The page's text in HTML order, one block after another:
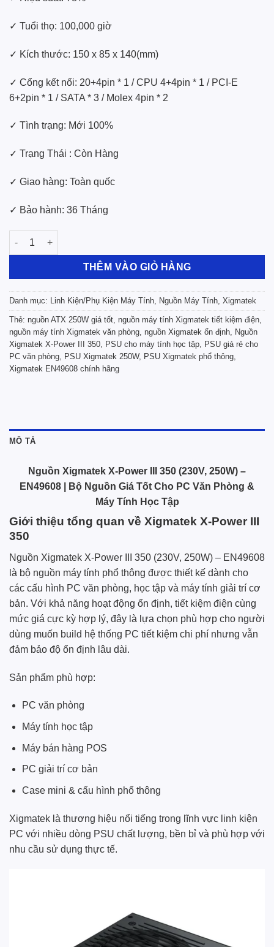
✓ Tuổi thọ: 100,000 giờ
✓ Kích thước: 150 x 85 x 140(mm)
✓ Cổng kết nối: 20+4pin * 1 / CPU 4+4pin * 1 / PCI-E
6+2pin * 1 / SATA * 3 / Molex 4pin * 2
✓ Tình trạng: Mới 100%
✓ Trạng Thái : Còn Hàng
✓ Giao hàng: Toàn quốc
✓ Bảo hành: 36 Tháng
Nguồn Xigmatek X-Power III 350 (230V, 250W)_EN49608 số
THÊM VÀO GIỎ HÀNG
Danh mục: Linh Kiện/Phụ Kiện Máy Tính, Nguồn Máy Tính, Xigmatek
Thẻ: nguồn ATX 250W giá tốt, nguồn máy tính Xigmatek tiết kiệm điện,
nguồn máy tính Xigmatek văn phòng, nguồn Xigmatek ổn định, Nguồn
Xigmatek X-Power III 350, PSU cho máy tính học tập, PSU giá rẻ cho
PC văn phòng, PSU Xigmatek 250W, PSU Xigmatek phổ thông,
Xigmatek EN49608 chính hãng
MÔ TẢ
Nguồn Xigmatek X-Power III 350 (230V, 250W) –
EN49608 | Bộ Nguồn Giá Tốt Cho PC Văn Phòng &
Máy Tính Học Tập
Giới thiệu tổng quan về Xigmatek X-Power III
350
Nguồn Xigmatek X-Power III 350 (230V, 250W) – EN49608
là bộ nguồn máy tính phổ thông được thiết kế dành cho
các cấu hình PC văn phòng, học tập và máy tính giải trí cơ
bản. Với khả năng hoạt động ổn định, tiết kiệm điện cùng
mức giá cực kỳ hợp lý, đây là lựa chọn phù hợp cho người
dùng muốn build hệ thống PC tiết kiệm chi phí nhưng vẫn
đảm bảo độ ổn định lâu dài.
Sản phẩm phù hợp:
PC văn phòng
Máy tính học tập
Máy bán hàng POS
PC giải trí cơ bản
Case mini & cấu hình phổ thông
Xigmatek là thương hiệu nổi tiếng trong lĩnh vực linh kiện
PC với nhiều dòng PSU chất lượng, bền bỉ và phù hợp với
nhu cầu sử dụng thực tế.